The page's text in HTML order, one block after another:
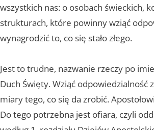
wszystkich nas: o osobach świeckich,
strukturach, które powinny wziąć
wynagrodzić to, co się stało złego.
Jest to trudne, nazwanie rzeczy po
Duch Święty. Wziąć odpowiedzialność
miary tego, co się da zrobić.
Do tego potrzebna jest ofiara, czyli